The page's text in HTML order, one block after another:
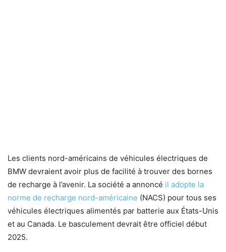
Les clients nord-américains de véhicules électriques de
BMW devraient avoir plus de facilité à trouver des bornes
de recharge à l’avenir. La société a annoncé il adopte la
norme de recharge nord-américaine (NACS) pour tous ses
véhicules électriques alimentés par batterie aux États-Unis
et au Canada. Le basculement devrait être officiel début
2025.